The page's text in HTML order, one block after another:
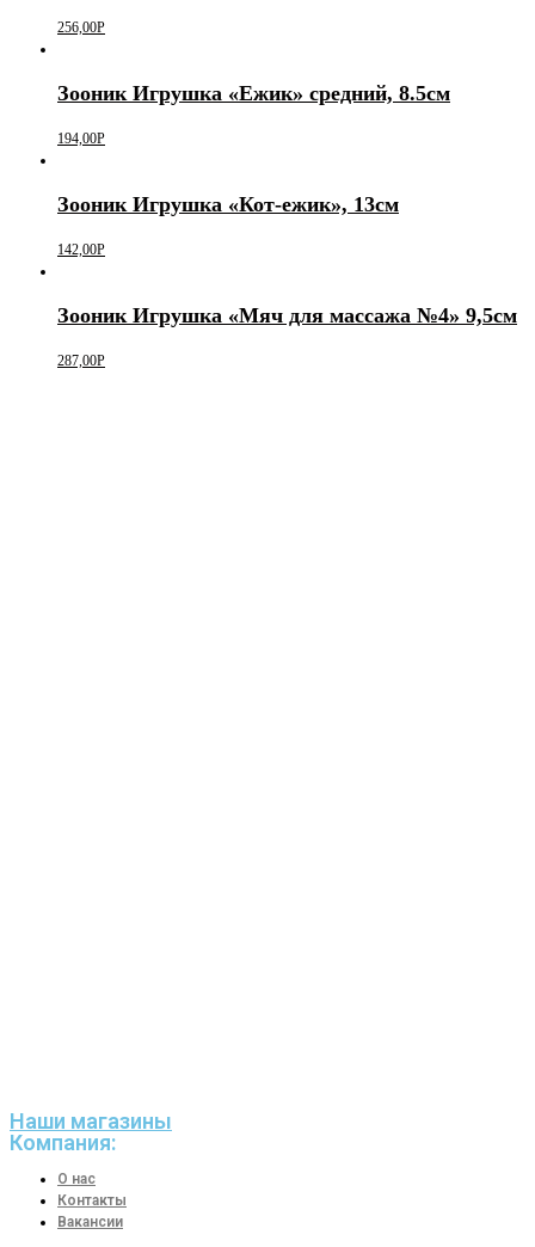
256,00Р
Зооник Игрушка «Ежик» средний, 8.5см
194,00Р
Зооник Игрушка «Кот-ежик», 13см
142,00Р
Зооник Игрушка «Мяч для массажа №4» 9,5см
287,00Р
Наши магазины
Компания:
О нас
Контакты
Вакансии